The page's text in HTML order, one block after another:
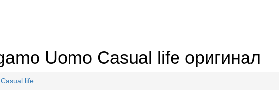
Uomo Casual life оригинал
life